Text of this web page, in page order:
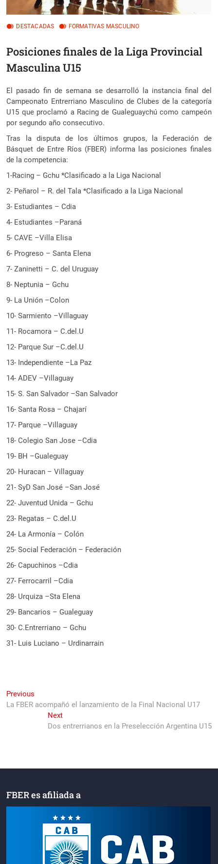
DESTACADAS FORMATIVAS MASCULINO
Posiciones finales de la Liga Provincial
Masculina U15
El pasado fin de semana se desarrolló la instancia final del
Campeonato Entrerriano Masculino de Clubes de la categoría
U15 que proclamó a Racing de Gualeguaychú como campeón
por segundo año consecutivo.
Tras la disputa de los últimos grupos, la Federación de
Básquet de Entre Ríos (FBER) informa las posiciones finales
de la competencia:
1-Racing – Gchu *Clasificado a la Liga Nacional
2- Peñarol – R. del Tala *Clasificado a la Liga Nacional
3- Estudiantes – Cdia
4- Estudiantes –Paraná
5- CAVE –Villa Elisa
6- Progreso – Santa Elena
7- Zaninetti – C. del Uruguay
8- Neptunia – Gchu
9- La Unión –Colon
10- Sarmiento –Villaguay
11- Rocamora – C.del.U
12- Parque Sur –C.del.U
13- Independiente –La Paz
14- ADEV –Villaguay
15- S. San Salvador –San Salvador
16- Santa Rosa – Chajarí
17- Parque –Villaguay
18- Colegio San Jose –Cdia
19- BH –Gualeguay
20- Huracan – Villaguay
21- SyD San José –San José
22- Juventud Unida – Gchu
23- Regatas – C.del.U
24- La Armonía – Colón
25- Social Federación – Federación
26- Capuchinos –Cdia
27- Ferrocarril –Cdia
28- Urquiza –Sta Elena
29- Bancarios – Gualeguay
30- C.Entrerriano – Gchu
31- Luis Luciano – Urdinarrain
Navegación
de
Previous
post:
La FBER acompañó el lanzamiento de la Final Nacional U17
NextNext
post:
Dos entrerrianos en la Preselección Argentina U15
FBER es afiliada a